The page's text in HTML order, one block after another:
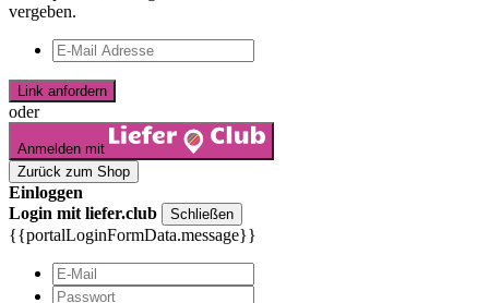
vergeben.
Link anfordern
oder
Anmelden mit
Zurück zum Shop
Einloggen
Login mit liefer.club
Schließen
{{portalLoginFormData.message}}